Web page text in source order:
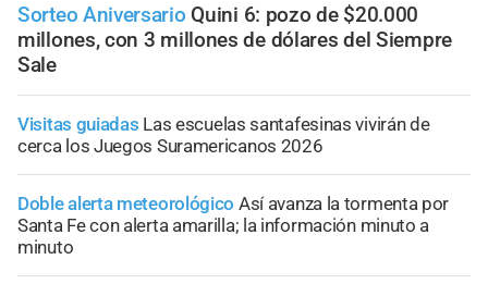
Sorteo Aniversario Quini 6: pozo de $20.000
millones, con 3 millones de dólares del Siempre
Sale
Visitas guiadas Las escuelas santafesinas vivirán de
cerca los Juegos Suramericanos 2026
Doble alerta meteorológico Así avanza la tormenta por
Santa Fe con alerta amarilla; la información minuto a
minuto